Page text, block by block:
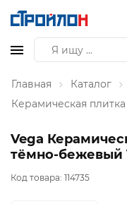
Главная Каталог
Керамическая плитка
Vega
тёмно-бежевый
Код товара: 114735